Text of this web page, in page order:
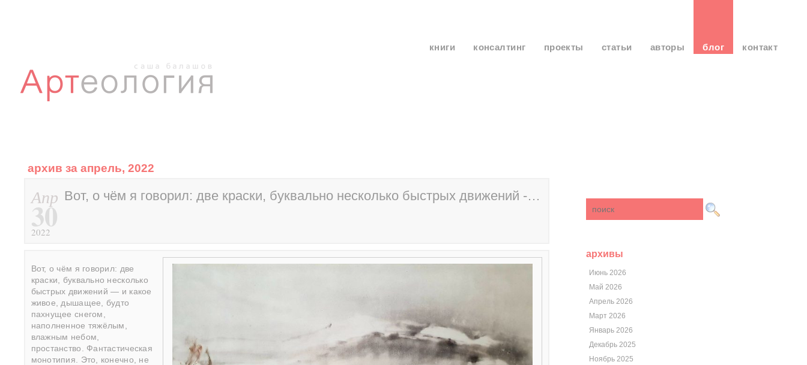
книги консалтинг проекты статьи авторы блог контакт
архив за апрель, 2022
Апр
30
2022
Вот, о чём я говорил: две краски, буквально несколько быстрых движений -…
Вот, о чём я говорил: две
краски, буквально несколько
быстрых движений — и какое
живое, дышащее, будто
пахнущее снегом,
наполненное тяжёлым,
влажным небом,
простанство. Фантастическая
монотипия. Это, конечно, не
архивы
Июнь 2026
Май 2026
Апрель 2026
Март 2026
Январь 2026
Декабрь 2025
Ноябрь 2025